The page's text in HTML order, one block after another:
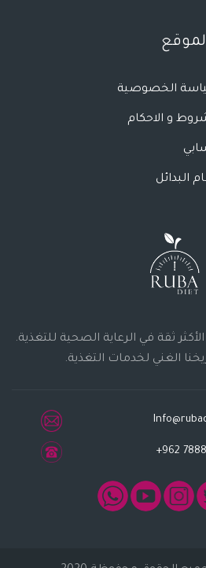
الخصوصية
و الاحكام
البدائل
، نحن الأكثر ثقة في الرعاية الصحية للتغذية.
الغني لخدمات التغذية.
+962